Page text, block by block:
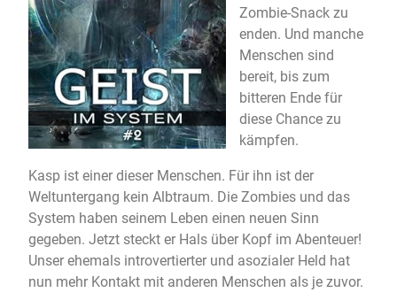
Zombie-Snack zu
enden. Und manche
Menschen sind
bereit, bis zum
bitteren Ende für
diese Chance zu
kämpfen.
Kasp ist einer dieser Menschen. Für ihn ist der
Weltuntergang kein Albtraum. Die Zombies und das
System haben seinem Leben einen neuen Sinn
gegeben. Jetzt steckt er Hals über Kopf im Abenteuer!
Unser ehemals introvertierter und asozialer Held hat
nun mehr Kontakt mit anderen Menschen als je zuvor.